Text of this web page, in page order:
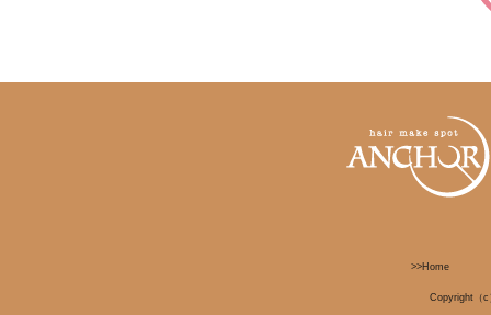
>>Home
Copyright（